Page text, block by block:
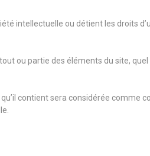
intellectuelle ou détient les droits
ou partie des éléments du site,
contient sera considérée